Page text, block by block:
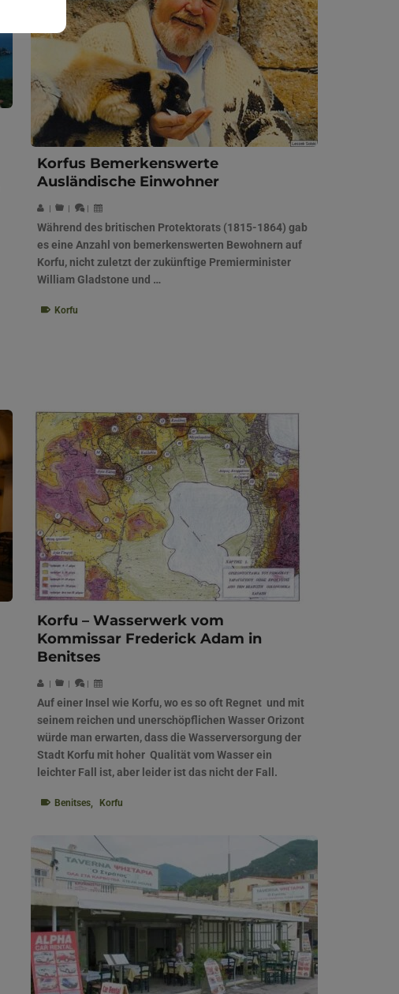
Korfus Bemerkenswerte
Ausländische Einwohner
Während des britischen Protektorats (1815-1864) gab
es eine Anzahl von bemerkenswerten Bewohnern auf
Korfu, nicht zuletzt der zukünftige Premierminister
William Gladstone und …
Korfu
Korfu – Wasserwerk vom
Kommissar Frederick Adam in
Benitses
Auf einer Insel wie Korfu, wo es so oft Regnet und mit
seinem reichen und unerschöpflichen Wasser Orizont
würde man erwarten, dass die Wasserversorgung der
Stadt Korfu mit hoher Qualität vom Wasser ein
leichter Fall ist, aber leider ist das nicht der Fall.
Benitses, Korfu